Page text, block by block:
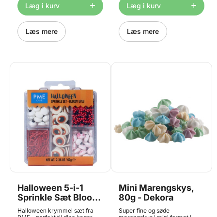
doughnuts, desserter, is og
meget mere. Sprinkle Charms
fås i mange temaer, så de
passer til enhver anledning.
Indhold: 25 g Størrelse: ca. 7
mm
Læg i kurv
Læs mere
Læg i kurv
Læs mere
Halloween 5-i-1
Sprinkle Sæt Bloody
Eyes - 67g, PME
Halloween krymmel sæt fra
Mini Marengskys,
80g - Dekora
Super fine og søde